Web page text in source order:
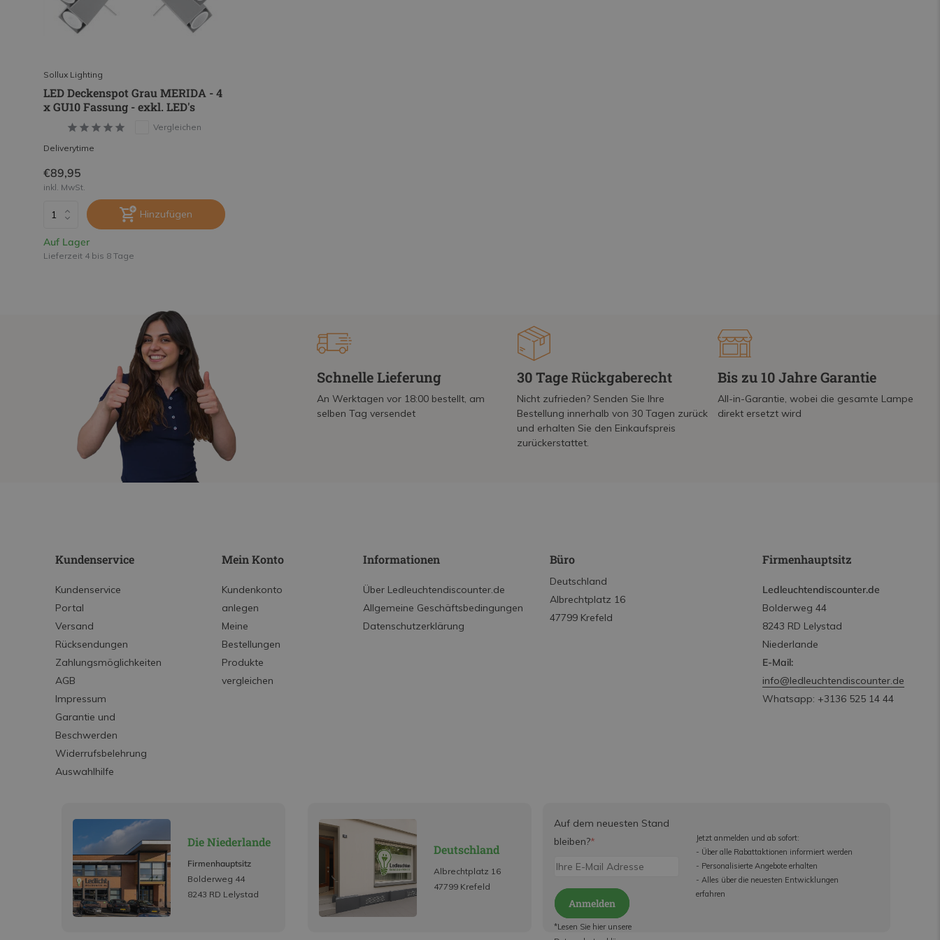
Sollux Lighting
LED Deckenspot Grau MERIDA - 4
x GU10 Fassung - exkl. LED's
Vergleichen
Deliverytime
€89,95
inkl. MwSt.
Hinzufügen
Auf Lager
Lieferzeit 4 bis 8 Tage
Schnelle Lieferung
An Werktagen vor 18:00 bestellt, am
selben Tag versendet
30 Tage Rückgaberecht
Nicht zufrieden? Senden Sie Ihre
Bestellung innerhalb von 30 Tagen zurück
und erhalten Sie den Einkaufspreis
zurückerstattet.
Bis zu 10 Jahre Garantie
All-in-Garantie, wobei die gesamte Lampe
direkt ersetzt wird
Kundenservice
Kundenservice
Portal
Versand
Rücksendungen
Zahlungsmöglichkeiten
AGB
Impressum
Garantie und
Beschwerden
Widerrufsbelehrung
Auswahlhilfe
Mein Konto
Kundenkonto
anlegen
Meine
Bestellungen
Produkte
vergleichen
Informationen
Über Ledleuchtendiscounter.de
Allgemeine Geschäftsbedingungen
Datenschutzerklärung
Büro
Deutschland
Albrechtplatz 16
47799 Krefeld
Firmenhauptsitz
Ledleuchtendiscounter.de
Bolderweg 44
8243 RD Lelystad
Niederlande
E-Mail:
info@ledleuchtendiscounter.de
Whatsapp: +3136 525 14 44
Die Niederlande
Firmenhauptsitz
Bolderweg 44
8243 RD Lelystad
Deutschland
Albrechtplatz 16
47799 Krefeld
Auf dem neuesten Stand
bleiben?*
Anmelden
*Lesen Sie hier unsere
Jetzt anmelden und ab sofort:
- Über alle Rabattaktionen informiert werden
- Personalisierte Angebote erhalten
- Alles über die neuesten Entwicklungen
erfahren